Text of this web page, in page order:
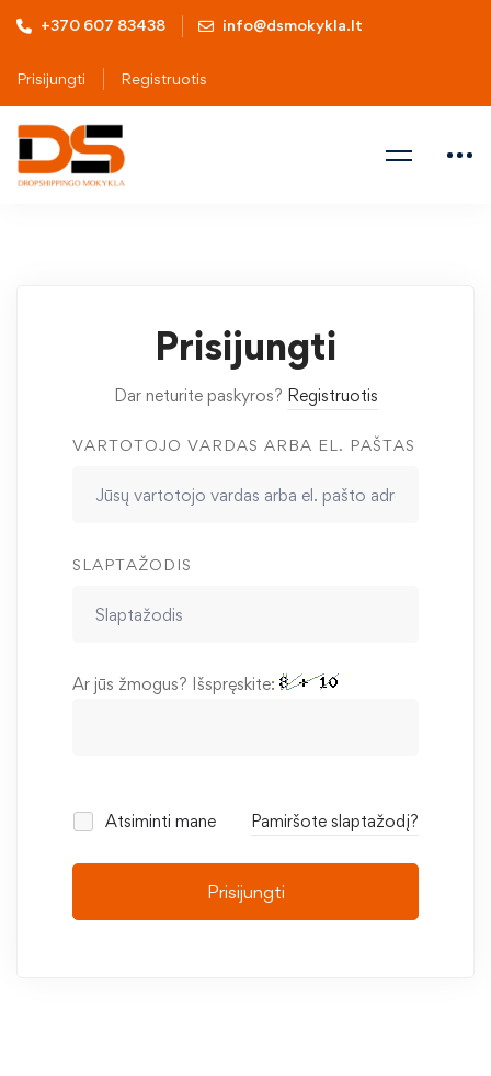
+370 607 83438 info@dsmokykla.lt
Prisijungti Registruotis
Prisijungti
Dar neturite paskyros? Registruotis
VARTOTOJO VARDAS ARBA EL. PAŠTAS
SLAPTAŽODIS
Ar jūs žmogus? Išspręskite:
Atsiminti mane Pamiršote slaptažodį?
Prisijungti